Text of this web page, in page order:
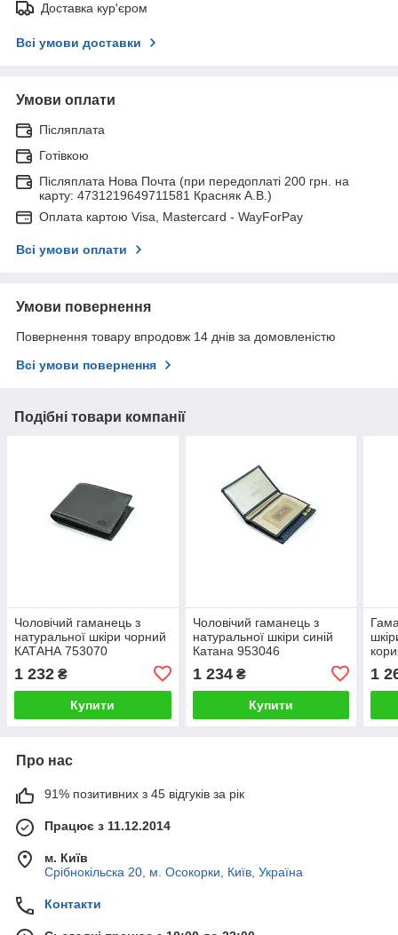
Доставка кур'єром
Всі умови доставки
Умови оплати
Післяплата
Готівкою
Післяплата Нова Почта (при передоплаті 200 грн. на
карту: 4731219649711581 Красняк А.В.)
Оплата картою Visa, Mastercard - WayForPay
Всі умови оплати
Умови повернення
Повернення товару впродовж 14 днів за домовленістю
Всі умови повернення
Подібні товари компанії
Чоловічий гаманець з
натуральної шкіри чорний
КАТАНА 753070
1 232 ₴
Купити
Чоловічий гаманець з
натуральної шкіри синій
Катана 953046
1 234₴
Купити
1
Про нас
91% позитивних з 45 відгуків за рік
Працює з 11.12.2014
м. Київ
Срібнокільска 20, м. Осокорки, Київ, Україна
Контакти